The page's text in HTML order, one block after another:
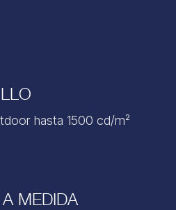
hasta 1500 cd/m²
MEDIDA